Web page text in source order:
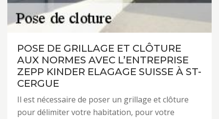
POSE DE GRILLAGE ET CLÔTURE
AUX NORMES AVEC L’ENTREPRISE
ZEPP KINDER ELAGAGE SUISSE À ST-
CERGUE
Il est nécessaire de poser un grillage et clôture
pour délimiter votre habitation, pour votre